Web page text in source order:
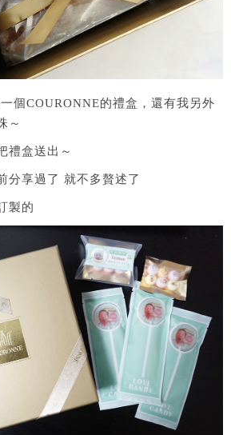
個COURONNE的禮盒，還有我另外
～
禮盒送出～
分享過了 就不多贅述了
製的